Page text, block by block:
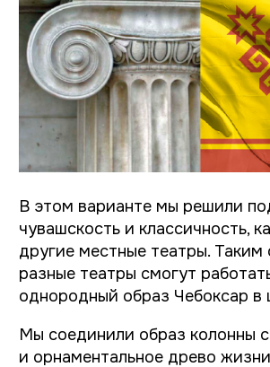
Политика конфиденциальности
Вакансии
Не хотите ждать? Свяжитесь с нами
данных и соглашаюсь сПолитикой обработки
персональных данных
Получить консультацию
+7 835 266 57 30
info@indigoamigo.ru